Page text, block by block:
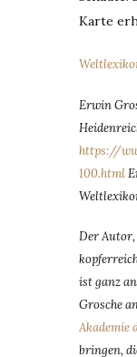
Karte
Erwin
https://
100.html
Der Autor,
ist ganz
Grosche
Akademie
bringen,